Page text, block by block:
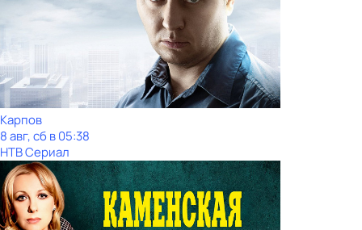
Карпов
8 авг, сб в 05:38
НТВ Сериал